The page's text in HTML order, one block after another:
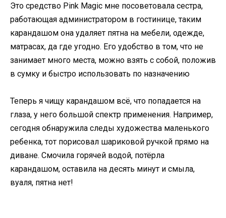
Это средство Pink Magic мне посоветовала сестра,
работающая администратором в гостинице, таким
карандашом она удаляет пятна на мебели, одежде,
матрасах, да где угодно. Его удобство в том, что не
занимает много места, можно взять с собой, положив
в сумку и быстро использовать по назначению
Теперь я чищу карандашом всё, что попадается на
глаза, у него большой спектр применения. Например,
сегодня обнаружила следы художества маленького
ребенка, тот порисовал шариковой ручкой прямо на
диване. Смочила горячей водой, потёрла
карандашом, оставила на десять минут и смыла,
вуаля, пятна нет!